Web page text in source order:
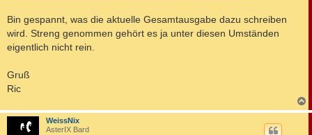
Bin gespannt, was die aktuelle Gesamtausgabe dazu schreiben
wird. Streng genommen gehört es ja unter diesen Umständen
eigentlich nicht rein.
Gruß
Ric
a
WeissNix
AsterIX Bard